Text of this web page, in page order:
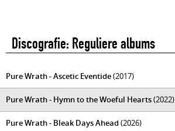
Discografie: Reguliere albums
Pure Wrath - Ascetic Eventide(2017)
Pure Wrath - Hymn to the Woeful Hearts(2022)
Pure Wrath - Bleak Days Ahead (2026)